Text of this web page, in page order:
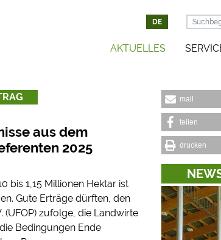
DE
AKTUELLES
aus dem
aus dem
2025
bis 1,15 Millionen Hektar ist
Gute Erträge dürften, den
zufolge, die Landwirte
Bedingungen Ende
mail
teilen
drucken